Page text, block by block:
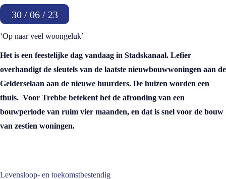
30 / 06 / 23
‘Op naar veel woongeluk’
Het is een feestelijke dag vandaag in Stadskanaal. Lefier
overhandigt de sleutels van de laatste nieuwbouwwoningen aan de
Gelderselaan aan de nieuwe huurders. De huizen worden een
thuis. Voor Trebbe betekent het de afronding van een
bouwperiode van ruim vier maanden, en dat is snel voor de bouw
van zestien woningen.
Levensloop- en toekomstbestendig